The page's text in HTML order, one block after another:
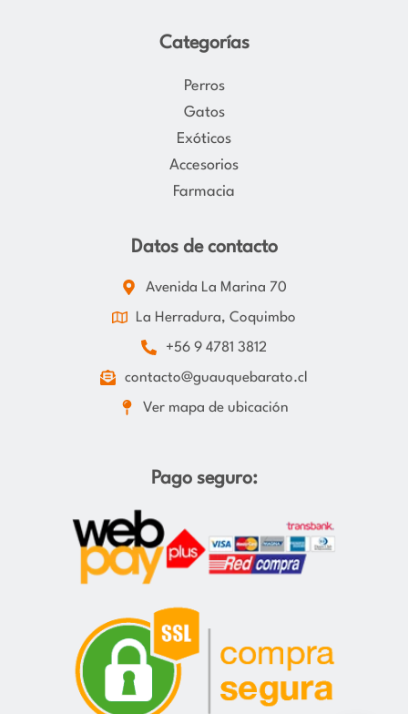
Categorías
Perros
Gatos
Exóticos
Accesorios
Farmacia
Datos de contacto
Avenida La Marina 70
La Herradura, Coquimbo
+56 9 4781 3812
contacto@guauquebarato.cl
Ver mapa de ubicación
Pago seguro: